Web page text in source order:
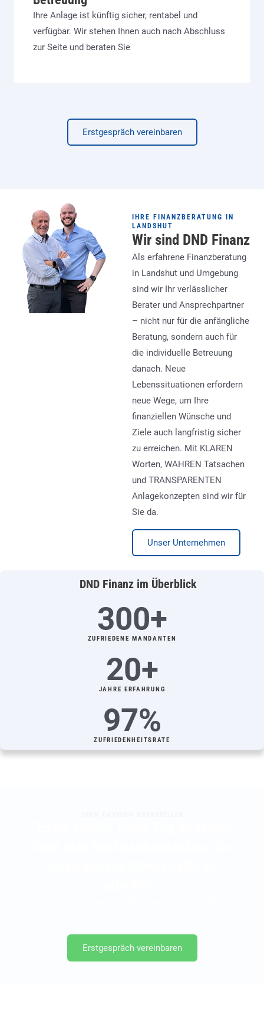
Ihre Anlage ist künftig sicher, rentabel und
verfügbar. Wir stehen Ihnen auch nach Abschluss
zur Seite und beraten Sie
Erstgespräch vereinbaren
IHRE FINANZBERATUNG IN
LANDSHUT
Wir sind DND Finanz
Als erfahrene Finanzberatung
in Landshut und Umgebung
sind wir Ihr verlässlicher
Berater und Ansprechpartner
– nicht nur für die anfängliche
Beratung, sondern auch für
die individuelle Betreuung
danach. Neue
Lebenssituationen erfordern
neue Wege, um Ihre
finanziellen Wünsche und
Ziele auch langfristig sicher
zu erreichen. Mit KLAREN
Worten, WAHREN Tatsachen
und TRANSPARENTEN
Anlagekonzepten sind wir für
Sie da.
Unser Unternehmen
DND Finanz im Überblick
300+
ZUFRIEDENE MANDANTEN
20+
JAHRE ERFAHRUNG
97%
ZUFRIEDENHEITSRATE
Erstgespräch vereinbaren